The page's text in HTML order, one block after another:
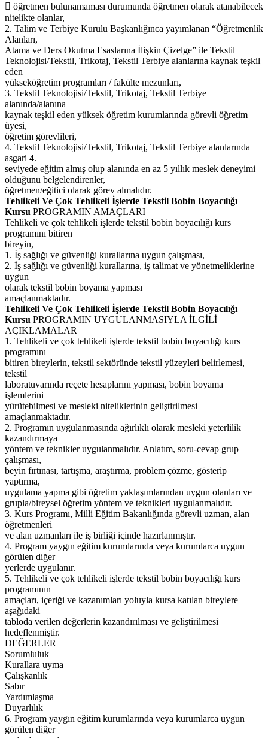
 öğretmen bulunamaması durumunda öğretmen olarak atanabilecek
nitelikte olanlar,
2. Talim ve Terbiye Kurulu Başkanlığınca yayımlanan “Öğretmenlik
Alanları,
Atama ve Ders Okutma Esaslarına İlişkin Çizelge” ile Tekstil
Teknolojisi/Tekstil, Trikotaj, Tekstil Terbiye alanlarına kaynak teşkil
eden
yükseköğretim programları / fakülte mezunları,
3. Tekstil Teknolojisi/Tekstil, Trikotaj, Tekstil Terbiye
alanında/alanına
kaynak teşkil eden yüksek öğretim kurumlarında görevli öğretim
üyesi,
öğretim görevlileri,
4. Tekstil Teknolojisi/Tekstil, Trikotaj, Tekstil Terbiye alanlarında
asgari 4.
seviyede eğitim almış olup alanında en az 5 yıllık meslek deneyimi
olduğunu belgelendirenler,
öğretmen/eğitici olarak görev almalıdır.
Tehlikeli Ve Çok Tehlikeli İşlerde Tekstil Bobin Boyacılığı
Kursu PROGRAMIN AMAÇLARI
Tehlikeli ve çok tehlikeli işlerde tekstil bobin boyacılığı kurs
programını bitiren
bireyin,
1. İş sağlığı ve güvenliği kurallarına uygun çalışması,
2. İş sağlığı ve güvenliği kurallarına, iş talimat ve yönetmeliklerine
uygun
olarak tekstil bobin boyama yapması
amaçlanmaktadır.
Tehlikeli Ve Çok Tehlikeli İşlerde Tekstil Bobin Boyacılığı
Kursu PROGRAMIN UYGULANMASIYLA İLGİLİ
AÇIKLAMALAR
1. Tehlikeli ve çok tehlikeli işlerde tekstil bobin boyacılığı kurs
programını
bitiren bireylerin, tekstil sektöründe tekstil yüzeyleri belirlemesi,
tekstil
laboratuvarında reçete hesaplarını yapması, bobin boyama
işlemlerini
yürütebilmesi ve mesleki niteliklerinin geliştirilmesi
amaçlanmaktadır.
2. Programın uygulanmasında ağırlıklı olarak mesleki yeterlilik
kazandırmaya
yöntem ve teknikler uygulanmalıdır. Anlatım, soru-cevap grup
çalışması,
beyin fırtınası, tartışma, araştırma, problem çözme, gösterip
yaptırma,
uygulama yapma gibi öğretim yaklaşımlarından uygun olanları ve
grupla/bireysel öğretim yöntem ve teknikleri uygulanmalıdır.
3. Kurs Programı, Milli Eğitim Bakanlığında görevli uzman, alan
öğretmenleri
ve alan uzmanları ile iş birliği içinde hazırlanmıştır.
4. Program yaygın eğitim kurumlarında veya kurumlarca uygun
görülen diğer
yerlerde uygulanır.
5. Tehlikeli ve çok tehlikeli işlerde tekstil bobin boyacılığı kurs
programının
amaçları, içeriği ve kazanımları yoluyla kursa katılan bireylere
aşağıdaki
tabloda verilen değerlerin kazandırılması ve geliştirilmesi
hedeflenmiştir.
DEĞERLER
Sorumluluk
Kurallara uyma
Çalışkanlık
Sabır
Yardımlaşma
Duyarlılık
6. Program yaygın eğitim kurumlarında veya kurumlarca uygun
görülen diğer